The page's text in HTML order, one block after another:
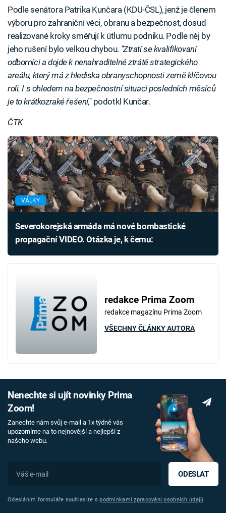
Podle senátora Patrika Kunčara (KDU-ČSL), jenž je členem
výboru pro zahraniční věci, obranu a bezpečnost, dosud
realizované kroky směřují k útlumu podniku. Podle něj by
jeho rušení bylo velkou chybou. "Ztratí se kvalifikovaní
odborníci a dojde k nenahraditelné ztrátě strategického
areálu, který má z hlediska obranyschopnosti země klíčovou
roli. I s ohledem na bezpečnostní situaci posledních měsíců
je to krátkozraké řešení,"podotkl Kunčar.
ČTK
VÁLKY
Severokorejská armáda má nové bombastické
propagační VIDEO. Otázka je, k čemu:
redakce Prima Zoom
redakce magazínu Prima Zoom
VŠECHNY ČLÁNKY AUTORA
Nenechte si ujít novinky Prima
Zoom!
Zanechte nám svůj e-mail a 1x týdně vás
upozorníme na to nejnovější a nejlepší z
našeho webu.
ODESLAT
Odesláním formuláře souhlasíte spodmínkami zpracování osobních údajů